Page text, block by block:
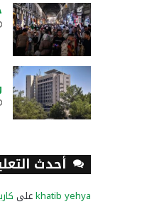
أحدث
khatib yehyaعلى